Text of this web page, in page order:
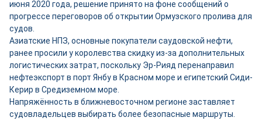
июня 2020 года, решение принято на фоне сообщений о
прогрессе переговоров об открытии Ормузского пролива для
судов.
Азиатские НПЗ, основные покупатели саудовской нефти,
ранее просили у королевства скидку из-за дополнительных
логистических затрат, поскольку Эр-Рияд перенаправил
нефтеэкспорт в порт Янбу в Красном море и египетский Сиди-
Керир в Средиземном море.
Напряжённость в ближневосточном регионе заставляет
судовладельцев выбирать более безопасные маршруты.